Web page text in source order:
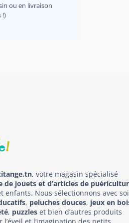
ou en livraison
!)
, votre magasin spécialisé
de jouets et d’articles de
enfants. Nous sélectionnons avec
, peluches douces, jeux en
, puzzles et bien d’autres produits